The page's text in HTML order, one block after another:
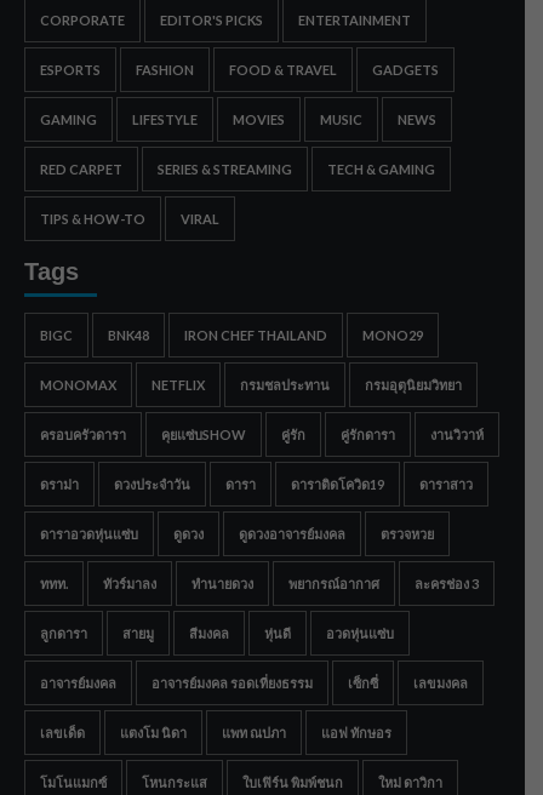
CORPORATE EDITOR'S PICKS ENTERTAINMENT
ESPORTS FASHION FOOD & TRAVEL GADGETS
GAMING LIFESTYLE MOVIES MUSIC NEWS
RED CARPET SERIES & STREAMING TECH & GAMING
TIPS & HOW-TO VIRAL
Tags
BIGC BNK48 IRON CHEF THAILAND MONO29
MONOMAX NETFLIX กรมชลประทาน กรมอุตุนิยมวิทยา
ครอบครัวดารา คุยแซ่บSHOW คู่รัก คู่รักดารา งานวิวาห์
ดราม่า ดวงประจำวัน ดารา ดาราติดโควิด19 ดาราสาว
ดาราอวดหุ่นแซ่บ ดูดวง ดูดวงอาจารย์มงคล ตรวจหวย
ททท. ทัวร์มาลง ทำนายดวง พยากรณ์อากาศ ละครช่อง 3
ลูกดารา สายมู สีมงคล หุ่นดี อวดหุ่นแซ่บ
อาจารย์มงคล อาจารย์มงคล รอดเที่ยงธรรม เซ็กซี่ เลขมงคล
เลขเด็ด แตงโม นิดา แพท ณปภา แอฟ ทักษอร
โมโนแมกซ์ โหนกระแส ใบเฟิร์น พิมพ์ชนก ใหม่ ดาวิกา